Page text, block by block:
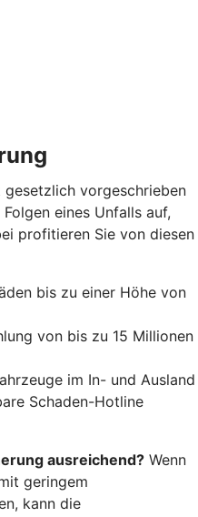
vorgeschrieben
eines Unfalls auf,
profitieren Sie von diesen
bis zu einer Höhe von
von bis zu 15 Millionen
im In- und Ausland
Schaden-Hotline
ausreichend? Wenn
geringem
kann die